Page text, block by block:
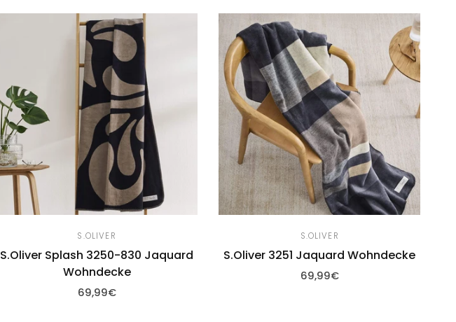
S.OLIVER
S.Oliver Splash 3250-830 Jaquard
Wohndecke
69,99€
S.OLIVER
S.Oliver 3251 Jaquard Wohndecke
69,99€